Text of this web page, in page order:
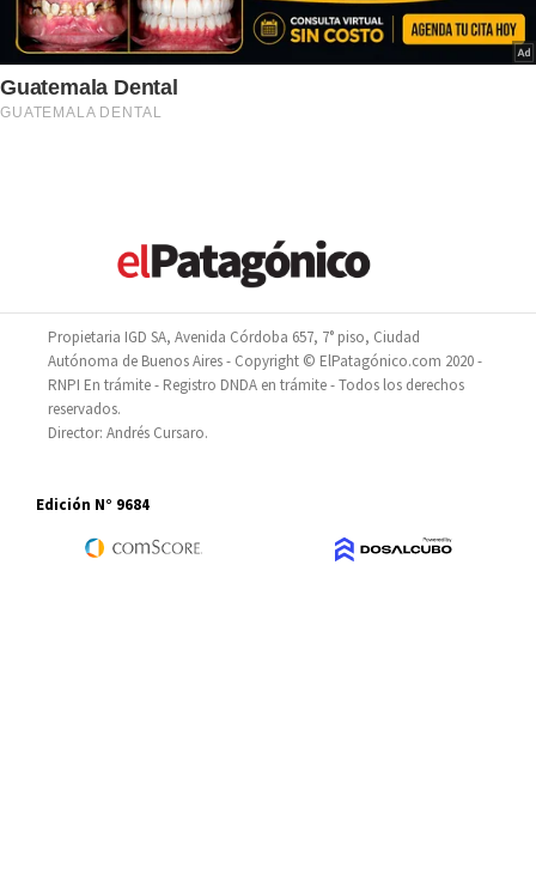
Propietaria IGD SA, Avenida Córdoba 657, 7° piso, Ciudad
Autónoma de Buenos Aires - Copyright © ElPatagónico.com 2020 -
RNPI En trámite - Registro DNDA en trámite - Todos los derechos
reservados.
Director: Andrés Cursaro.
Edición N° 9684